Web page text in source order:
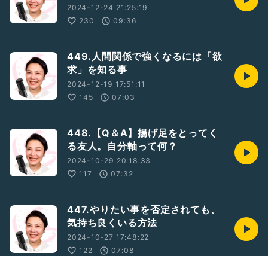
2024-12-24 21:25:19
230
09:36
449.人間関係で強くなるには「欲
求」を知る事
2024-12-19 17:51:11
145
07:03
448.【Q＆A】揚げ足をとってく
る友人。自分軸って何？
2024-10-29 20:18:33
117
07:32
447.やりたい事を否定されても、
気持ち良くいる方法
2024-10-27 17:48:22
122
07:08